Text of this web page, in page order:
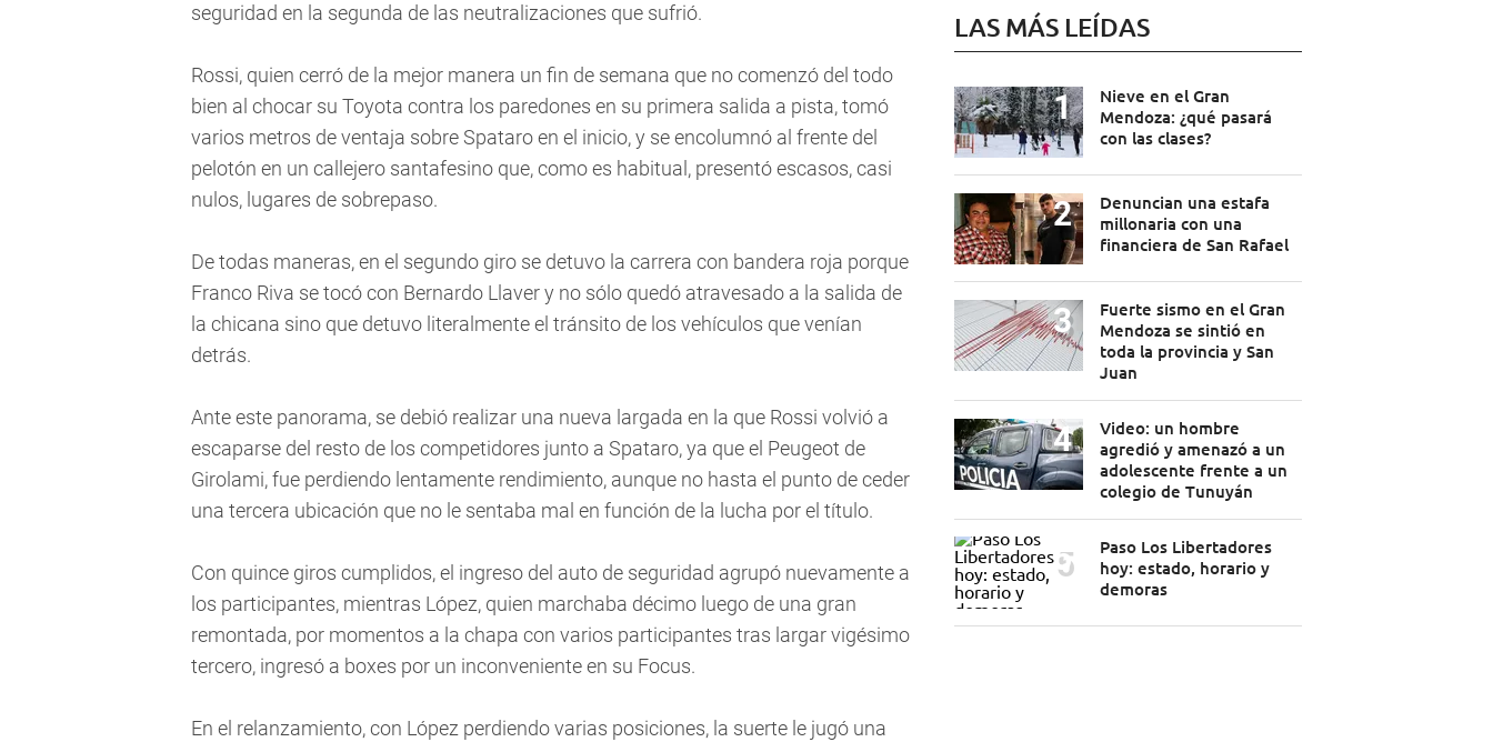
seguridad en la segunda de las neutralizaciones que sufrió.
Rossi, quien cerró de la mejor manera un fin de semana que no comenzó del todo
bien al chocar su Toyota contra los paredones en su primera salida a pista, tomó
varios metros de ventaja sobre Spataro en el inicio, y se encolumnó al frente del
pelotón en un callejero santafesino que, como es habitual, presentó escasos, casi
nulos, lugares de sobrepaso.
De todas maneras, en el segundo giro se detuvo la carrera con bandera roja porque
Franco Riva se tocó con Bernardo Llaver y no sólo quedó atravesado a la salida de
la chicana sino que detuvo literalmente el tránsito de los vehículos que venían
detrás.
Ante este panorama, se debió realizar una nueva largada en la que Rossi volvió a
escaparse del resto de los competidores junto a Spataro, ya que el Peugeot de
Girolami, fue perdiendo lentamente rendimiento, aunque no hasta el punto de ceder
una tercera ubicación que no le sentaba mal en función de la lucha por el título.
Con quince giros cumplidos, el ingreso del auto de seguridad agrupó nuevamente a
los participantes, mientras López, quien marchaba décimo luego de una gran
remontada, por momentos a la chapa con varios participantes tras largar vigésimo
tercero, ingresó a boxes por un inconveniente en su Focus.
En el relanzamiento, con López perdiendo varias posiciones, la suerte le jugó una
LAS MÁS LEÍDAS
Nieve en el Gran
Mendoza: ¿qué pasará
con las clases?
Denuncian una estafa
millonaria con una
financiera de San Rafael
Fuerte sismo en el Gran
Mendoza se sintió en
toda la provincia y San
Juan
Video: un hombre
agredió y amenazó a un
adolescente frente a un
colegio de Tunuyán
Paso Los Libertadores
hoy: estado, horario y
demoras